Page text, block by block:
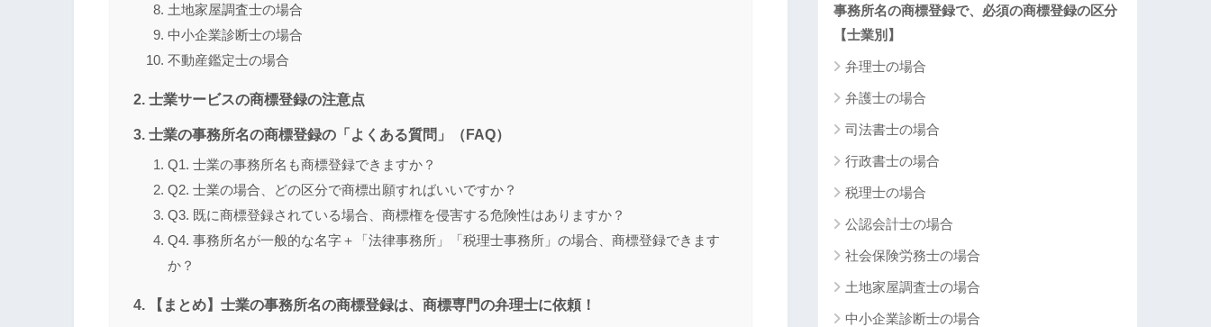
土地家屋調査士の場合
中小企業診断士の場合
不動産鑑定士の場合
士業サービスの商標登録の注意点
士業の事務所名の商標登録の「よくある質問」（FAQ）
Q1. 士業の事務所名も商標登録できますか？
Q2. 士業の場合、どの区分で商標出願すればいいですか？
Q3. 既に商標登録されている場合、商標権を侵害する危険性はありますか？
Q4. 事務所名が一般的な名字＋「法律事務所」「税理士事務所」の場合、商標登録できます
か？
【まとめ】士業の事務所名の商標登録は、商標専門の弁理士に依頼！
事務所名の商標登録で、必須の商標登録の区分
【士業別】
弁理士の場合
弁護士の場合
司法書士の場合
行政書士の場合
税理士の場合
公認会計士の場合
社会保険労務士の場合
土地家屋調査士の場合
中小企業診断士の場合